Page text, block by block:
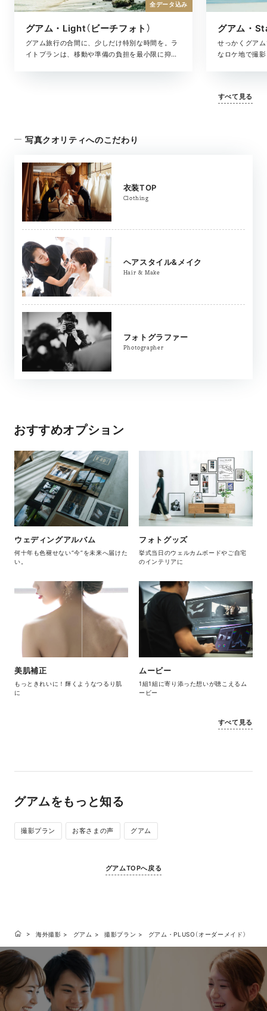
グアム・Light（ビーチフォト）
グアム旅行の合間に、少しだけ特別な時間を。ラ
イトプランは、移動や準備の負担を最小限に抑え
全データ込み
グアム・
せっかくグア
なロケ地で撮
PLUSO（オー
すべて見る
写真クオリティへのこだわり
衣装TOP
Clothing
ヘアスタイル&メイク
Hair & Make
フォトグラファー
Photographer
おすすめオプション
ウェディングアルバム
何十年も色褪せない“今”を未来へ届けた
い。
フォトグッズ
挙式当日のウェルカムボードやご自宅
のインテリアに
美肌補正
もっときれいに！輝くようなつるり肌
に
ムービー
1組1組に寄り添った想いが聴こえるム
ービー
すべて見る
グアムをもっと知る
撮影プラン お客さまの声 グアム
グアムTOPへ戻る
海外撮影 グアム 撮影プラン グアム・PLUSO（オーダーメイド）